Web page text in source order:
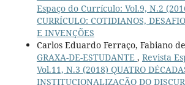
Espaço do Currículo: Vol.9, N.2
CURRÍCULO: COTIDIANOS,
E INVENÇÕES
Carlos Eduardo Ferraço, Fabiano
GRAXA-DE-ESTUDANTE , Revista
Vol.11, N.3 (2018) QUATRO
INSTITUCIONALIZAÇÃO DO